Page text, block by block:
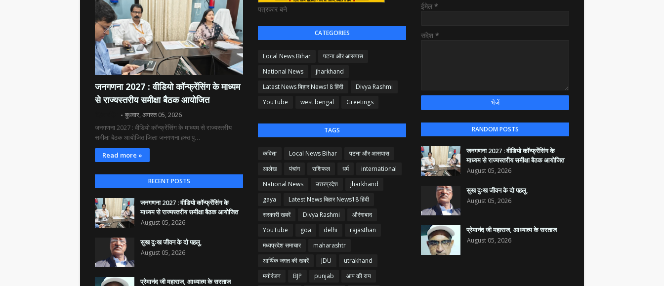
जनगणना 2027 : वीडियो कॉन्फ्रेंसिंग के माध्यम
से राज्यस्तरीय समीक्षा बैठक आयोजित
बुधवार, अगस्त 05, 2026
जनगणना 2027 : वीडियो कॉन्फ्रेंसिंग के माध्यम से राज्यस्तरीय
समीक्षा बैठक आयोजित जिला जनगणना हस्त पु…
Read more »
RECENT POSTS
जनगणना 2027 : वीडियो कॉन्फ्रेंसिंग के
माध्यम से राज्यस्तरीय समीक्षा बैठक आयोजित
August 05, 2026
सुख दुःख जीवन के दो पहलू,
August 05, 2026
प्रेमानंद जी महाराज, आध्यात्म के सरताज
पत्रकार बने
CATEGORIES
Local News Bihar
पटना और आसपास
National News
jharkhand
Latest News बिहार News18 हिंदी
Divya Rashmi
YouTube
west bengal Greetings
TAGS
कविता Local News Bihar
पटना और आसपास
आलेख
पंचांग राशिफल धर्म
international
National News
उत्तरप्रदेश
jharkhand
gaya
Latest News बिहार News18 हिंदी
सरकारी खबरें
Divya Rashmi
औरंगाबाद
YouTube
goa delhi
rajasthan
मध्यप्रदेश समाचार
maharashtr
आर्थिक जगत की खबरें
JDU
utrakhand
मनोरंजन
BJP punjab आप की राय
ईमेल *
संदेश *
RANDOM POSTS
जनगणना 2027 : वीडियो कॉन्फ्रेंसिंग के
माध्यम से राज्यस्तरीय समीक्षा बैठक आयोजित
August 05, 2026
सुख दुःख जीवन के दो पहलू,
August 05, 2026
प्रेमानंद जी महाराज, आध्यात्म के सरताज
August 05, 2026